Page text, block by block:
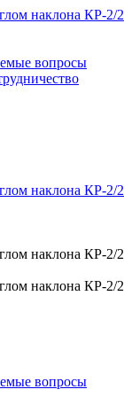
вопросы
вопросы